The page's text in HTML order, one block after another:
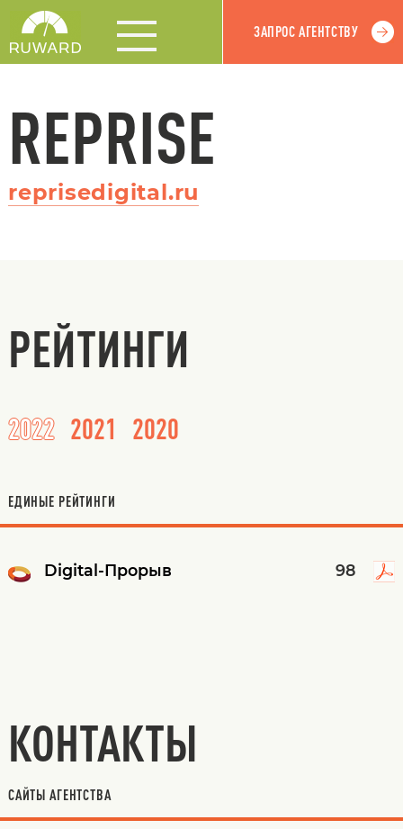
ЗАПРОС АГЕНТСТВУ
REPRISE
reprisedigital.ru
РЕЙТИНГИ
2022 2021 2020
ЕДИНЫЕ РЕЙТИНГИ
Digital-Прорыв 98
КОНТАКТЫ
САЙТЫ АГЕНТСТВА